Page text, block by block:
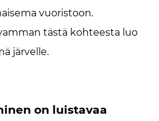
vuoristoon.
tästä kohteesta luo
järvelle.
on luistavaa